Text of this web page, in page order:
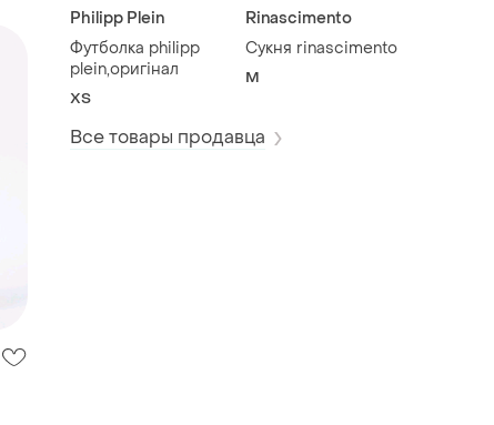
Philipp Plein
Футболка philipp
plein,оригінал
ХS
Rinascimento
Сукня rinascimento
M
Все товары продавца